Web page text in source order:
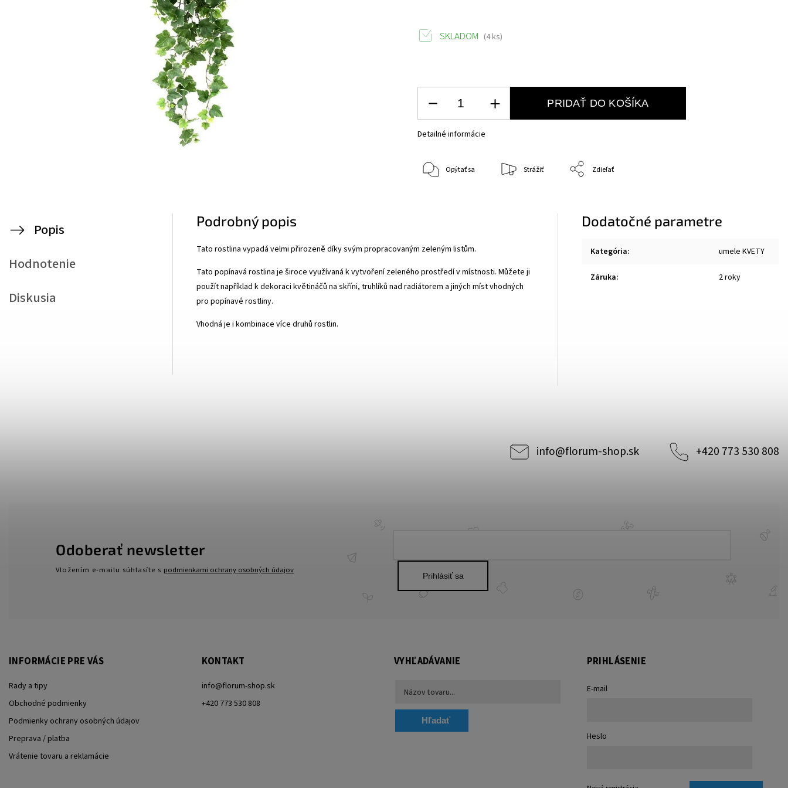
SKLADOM (4 ks)
PRIDAŤ DO KOŠÍKA
Detailné informácie
Opýtať sa Strážiť Zdieľať
Popis
Hodnotenie
Diskusia
Podrobný popis
Tato rostlina vypadá velmi přirozeně díky svým propracovaným zeleným listům.
Tato popínavá rostlina je široce využívaná k vytvoření zeleného prostředí v místnosti. Můžete ji
použít například k dekoraci květináčů na skříni, truhlíků nad radiátorem a jiných míst vhodných
pro popínavé rostliny.
Vhodná je i kombinace více druhů rostlin.
Dodatočné parametre
Kategória: umele KVETY
Záruka: 2 roky
info@florum-shop.sk +420 773 530 808
Odoberať newsletter
Vložením e-mailu súhlasíte s podmienkami ochrany osobných údajov
Prihlásiť sa
INFORMÁCIE PRE VÁS
Rady a tipy
Obchodné podmienky
Podmienky ochrany osobných údajov
Preprava / platba
Vrátenie tovaru a reklamácie
KONTAKT
info@florum-shop.sk
+420 773 530 808
VYHĽADÁVANIE
Hľadať
PRIHLÁSENIE
E-mail
Heslo